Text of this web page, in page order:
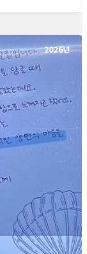
2026년